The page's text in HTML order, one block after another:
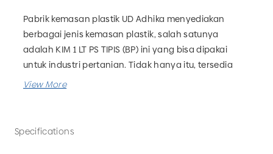
Pabrik kemasan plastik UD Adhika menyediakan
berbagai jenis kemasan plastik, salah satunya
adalah KIM 1 LT PS TIPIS (BP) ini yang bisa dipakai
untuk industri pertanian. Tidak hanya itu, tersedia
juga botol pupuk, kemasan alumunium, galon, botol
bisnis Anda. Tunggu apa lagi? Segera hubungi UD
Specifications